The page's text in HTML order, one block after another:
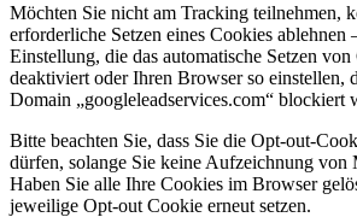
Möchten Sie nicht am Tracking teilnehmen,
erforderliche Setzen eines Cookies ablehnen
Einstellung, die das automatische Setzen
deaktiviert oder Ihren Browser so einstellen,
Domain „googleleadservices.com“ blockiert
Bitte beachten Sie, dass Sie die Opt-out-
dürfen, solange Sie keine Aufzeichnung von
Haben Sie alle Ihre Cookies im Browser
jeweilige Opt-out Cookie erneut setzen.